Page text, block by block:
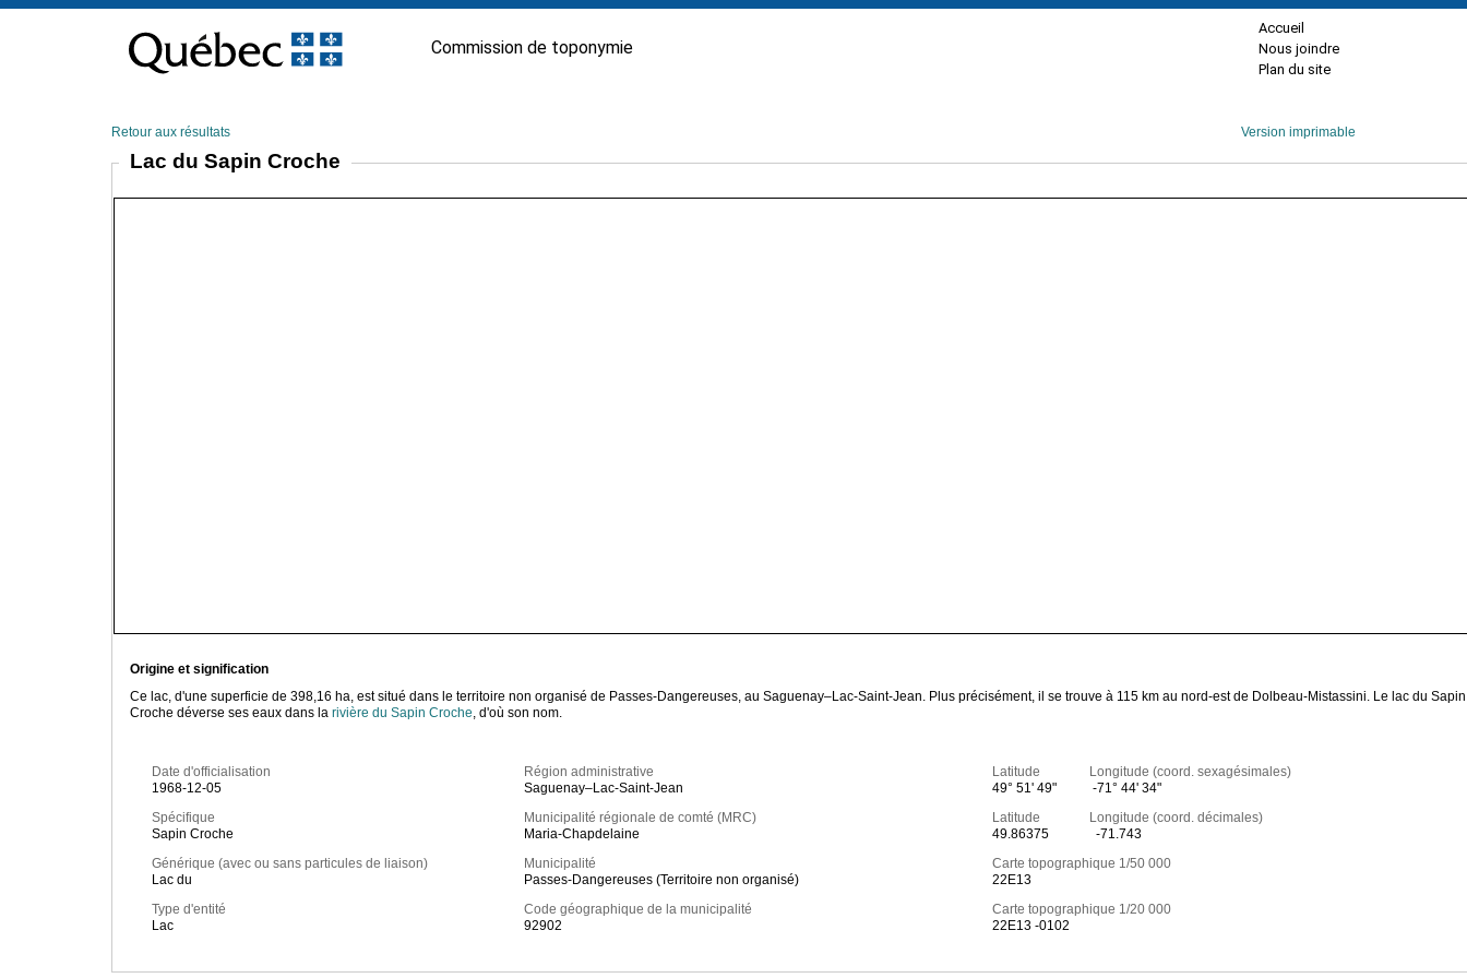
contenu
Commission de toponymie
Accueil
Nous joindre
Plan du site
Retour aux résultats Version imprimable
Lac du Sapin Croche
Origine et signification
Ce lac, d'une superficie de 398,16 ha, est situé dans le territoire non organisé de Passes-Dangereuses, au Saguenay–Lac-Saint-Jean. Plus précisément, il se trouve à 115 km au nord-est de Dolbeau-Mistassini. Le lac du Sapin
Croche déverse ses eaux dans la rivière du Sapin Croche, d'où son nom.
Date d'officialisation
1968-12-05
Spécifique
Sapin Croche
Générique (avec ou sans particules de liaison)
Lac du
Type d'entité
Lac
Région administrative
Saguenay–Lac-Saint-Jean
Municipalité régionale de comté (MRC)
Maria-Chapdelaine
Municipalité
Passes-Dangereuses (Territoire non organisé)
Code géographique de la municipalité
92902
Latitude Longitude (coord. sexagésimales)
49° 51' 49"
-71° 44' 34"
Latitude Longitude (coord. décimales)
49.86375
-71.743
Carte topographique 1/50 000
22E13
Carte topographique 1/20 000
22E13 -0102